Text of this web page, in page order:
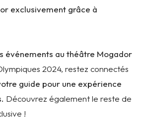
exclusivement grâce à
événements au théâtre Mogador
2024, restez connectés
guide pour une expérience
Découvrez également le reste de
!